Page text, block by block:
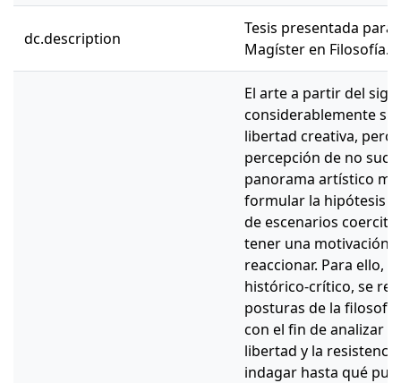
dc.description
Tesis presentada
Magíster en Filosofía.
El arte a partir del
considerablemente
libertad creativa, pero
percepción de no
panorama artístico
formular la hipótesis
de escenarios
tener una motivación
reaccionar. Para ello,
histórico-crítico, se
posturas de la
con el fin de analizar
libertad y la
indagar hasta qué